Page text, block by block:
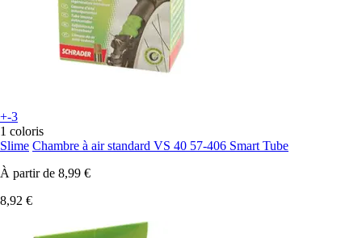
+-3
1 coloris
Slime Chambre à air standard VS 40 57-406 Smart Tube
À partir de 8,99 €
8,92 €